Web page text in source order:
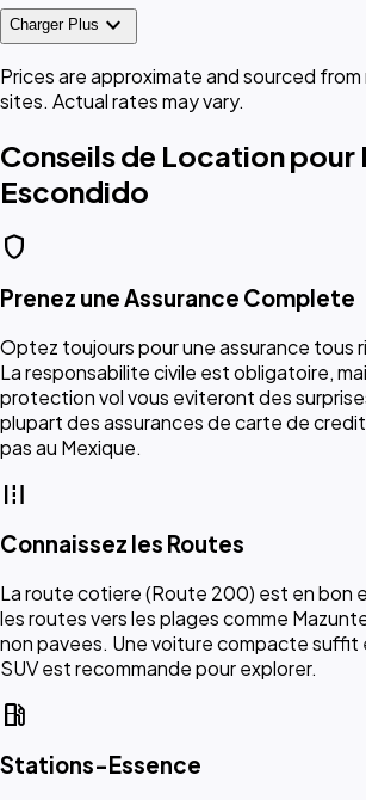
Charger Plus expand_more
Prices are approximate and sourced
sites. Actual rates may vary.
Conseils de Location pour
Escondido
shield
Prenez une Assurance Complete
Optez toujours pour une assurance tous
La responsabilite civile est obligatoire,
protection vol vous eviteront des
plupart des assurances de carte de
pas au Mexique.
road
Connaissez les Routes
La route cotiere (Route 200) est en bon
les routes vers les plages comme
non pavees. Une voiture compacte suffit
SUV est recommande pour explorer.
local_gas_station
Stations-Essence